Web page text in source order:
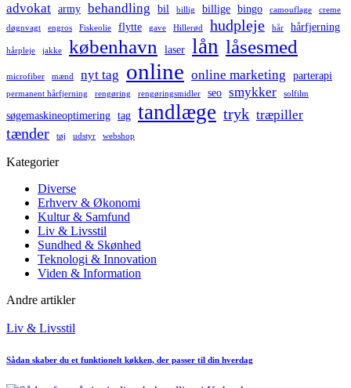
advokat army behandling bil billig billige bingo camouflage creme
døgnvagt engros Fiskeolie flytte gave Hillerød hudpleje hår hårfjerning
hårpleje jakke københavn laser lån låsesmed
microfiber mænd nyt tag online online marketing parterapi
permanent hårfjerning rengøring rengøringsmidler seo smykker solfilm
søgemaskineoptimering tag tandlæge tryk træpiller
tænder tøj udstyr webshop
Kategorier
Diverse
Erhverv & Økonomi
Kultur & Samfund
Liv & Livsstil
Sundhed & Skønhed
Teknologi & Innovation
Viden & Information
Andre artikler
Posted
Liv & Livsstil
Sådan skaber du et funktionelt køkken, der passer til din hverdag